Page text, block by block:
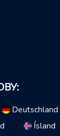
Deutschland
Ísland